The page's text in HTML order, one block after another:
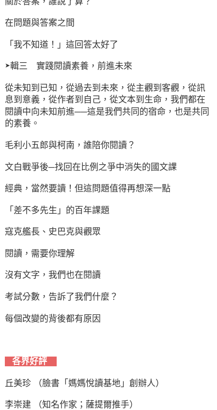
在問題與答案之間
「我不知道！」這回答太好了
➤輯三 實踐閱讀素養，前進未來
從未知到已知，從過去到未來，從主觀到客觀，從訊
息到意義，從作者到自己，從文本到生命，我們都在
閱讀中向未知前進──這是我們共同的宿命，也是共同
的素養。
毛利小五郎與柯南，誰陪你閱讀？
文白戰爭後─找回在比例之爭中消失的國文課
經典，當然要讀！但這問題值得再想深一點
「差不多先生」的百年課題
寇克艦長、史巴克與觀眾
閱讀，需要你理解
沒有文字，我們也在閱讀
考試分數，告訴了我們什麼？
每個改變的背後都有原因
各界好評
丘美珍 （臉書「媽媽悅讀基地」創辦人）
李崇建 （知名作家；薩提爾推手）